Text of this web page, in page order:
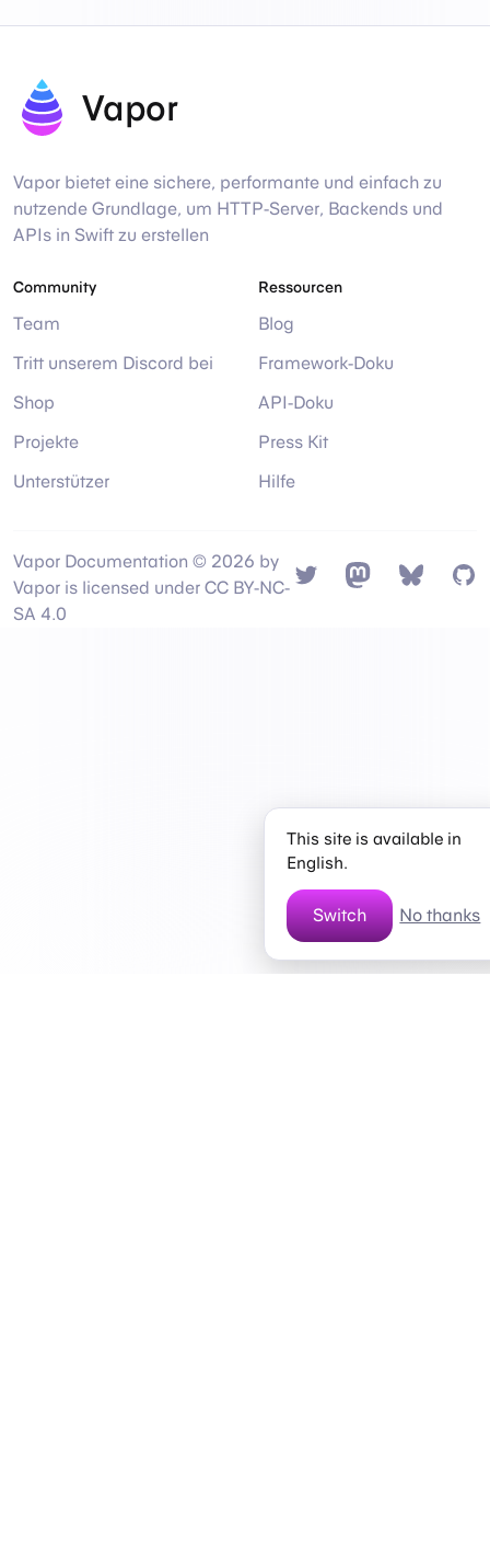
Vapor
Vapor bietet eine sichere, performante und einfach zu
nutzende Grundlage, um HTTP-Server, Backends und
APIs in Swift zu erstellen
Community
Team
Tritt unserem Discord bei
Shop
Projekte
Unterstützer
Ressourcen
Blog
Framework-Doku
API-Doku
Press Kit
Hilfe
Vapor Documentation © 2026 by
Vapor is licensed under CC BY-NC-
SA 4.0
TwitterMastodon
Bsky
This site is available in
English.
Switch No thanks